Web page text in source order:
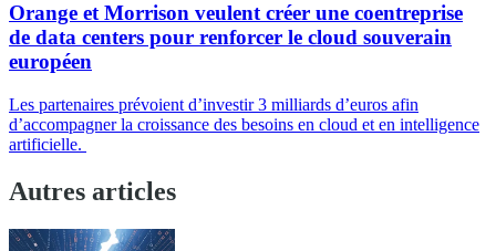
Orange et Morrison veulent créer une coentreprise
de data centers pour renforcer le cloud souverain
européen
Les partenaires prévoient d’investir 3 milliards d’euros afin
d’accompagner la croissance des besoins en cloud et en intelligence
artificielle.
Autres articles